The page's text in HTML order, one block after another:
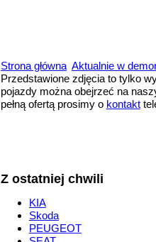
Strona główna Aktualnie w
Przedstawione zdjęcia to tylko
pojazdy można obejrzeć na
pełną ofertą prosimy o kontakt
Z ostatniej chwili
KIA
Skoda
PEUGEOT